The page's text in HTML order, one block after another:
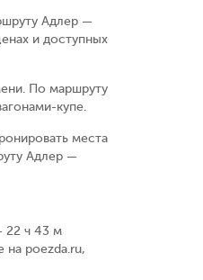
Адлер —
и доступных
По маршруту
купе.
места
Адлер —
22 ч 43 м
на poezda.ru,